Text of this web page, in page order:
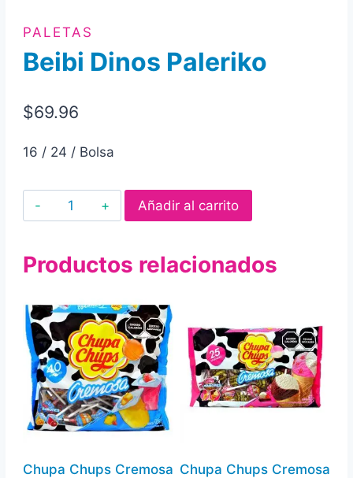
PALETAS
Beibi Dinos Paleriko
$69.96
16 / 24 / Bolsa
Beibi
Dinos
cantidad
Añadir al carrito
Productos relacionados
Chupa Chups Cremosa Chupa Chups Cremosa